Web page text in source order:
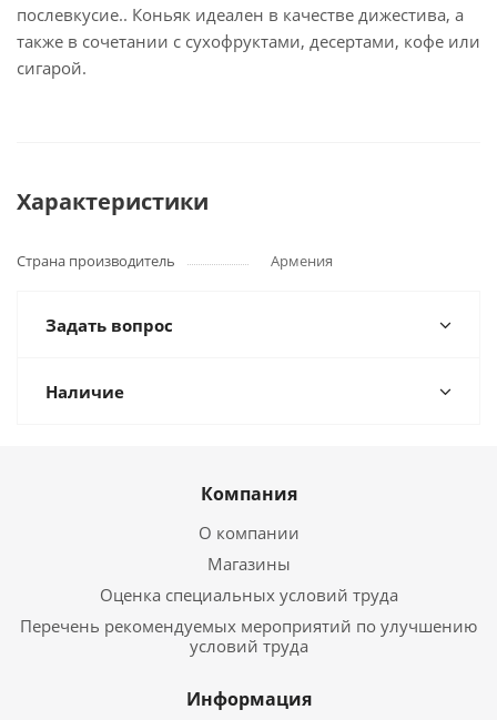
послевкусие.. Коньяк идеален в качестве дижестива, а
также в сочетании с сухофруктами, десертами, кофе или
сигарой.
Характеристики
Страна производитель Армения
Задать вопрос
Наличие
Компания
О компании
Магазины
Оценка специальных условий труда
Перечень рекомендуемых мероприятий по улучшению
условий труда
Информация